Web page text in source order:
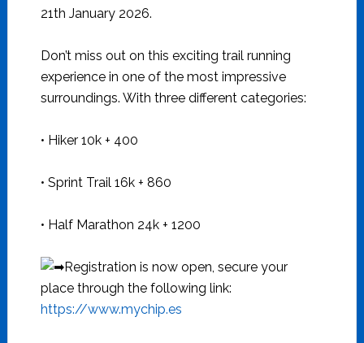
21th January 2026.
Don’t miss out on this exciting trail running
experience in one of the most impressive
surroundings. With three different categories:
• Hiker 10k + 400
• Sprint Trail 16k + 860
• Half Marathon 24k + 1200
Registration is now open, secure your
place through the following link:
https://www.mychip.es